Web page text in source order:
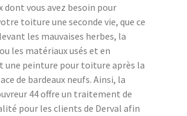
dont vous avez besoin pour
toiture une seconde vie, que ce
les mauvaises herbes, la
les matériaux usés et en
une peinture pour toiture après la
de bardeaux neufs. Ainsi, la
44 offre un traitement de
pour les clients de Derval afin